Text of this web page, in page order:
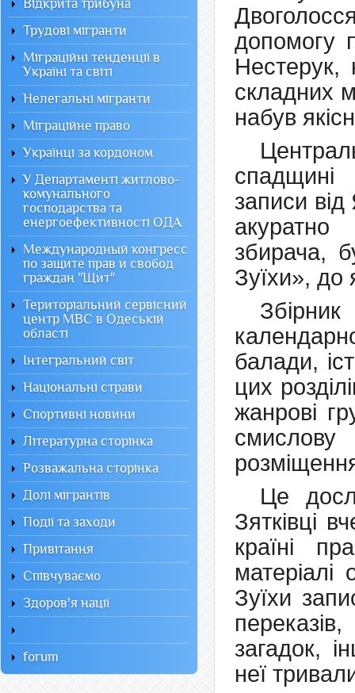
допомогу
Нестерук,
складних
набув
записи
акуратно
збирача,
Зуїхи», до
балади,
цих
жанрові
Це
Зятківці
країні
Зуїхи
загадок,
неї
Відкрита трибуна
Трудові мігранти
Міграційні тенденції в
Україні та світі
Нелегальні мігранти
Міграційне право
Українці за кордоном
У Департаменті житлово-
комунального
господарства та
енергоефективності ОДА
Международный конгресс
по защите прав и свобод
граждан "Щит"
Територіальний сервісний
центр МВС в Одеській
області
Інтегральний світ
Національні страви
Спортивні новини
Літературна сторінка
Розважальна сторінка
Долі мігрантів
Події та заходи
Привітання
Співчуваємо
Здоров'я нації
forum